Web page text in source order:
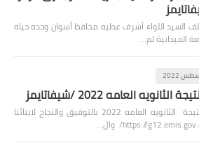
السيد اللواء أشرف عطيه محافظ أسوان وحده حياه
الميدانية لم…
العامه 2022 /شيفاتايمز
ل معرفة نتيجة الثانويه العامه 2022 بالتوفيق والنجاح لابنائنا